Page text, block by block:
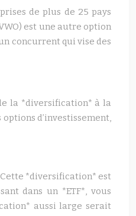
de plus de 25 pays
est une autre option
concurrent qui vise des
la *diversification* à la
d’investissement,
Cette *diversification* est
dans un *ETF*, vous
aussi large serait